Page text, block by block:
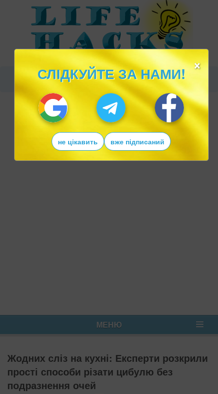
МЕНЮ
Жодних сліз на кухні: Експерти розкрили
прості способи різати цибулю без
подразнення очей
×
СЛІДКУЙТЕ ЗА НАМИ!
не цікавить вже підписаний